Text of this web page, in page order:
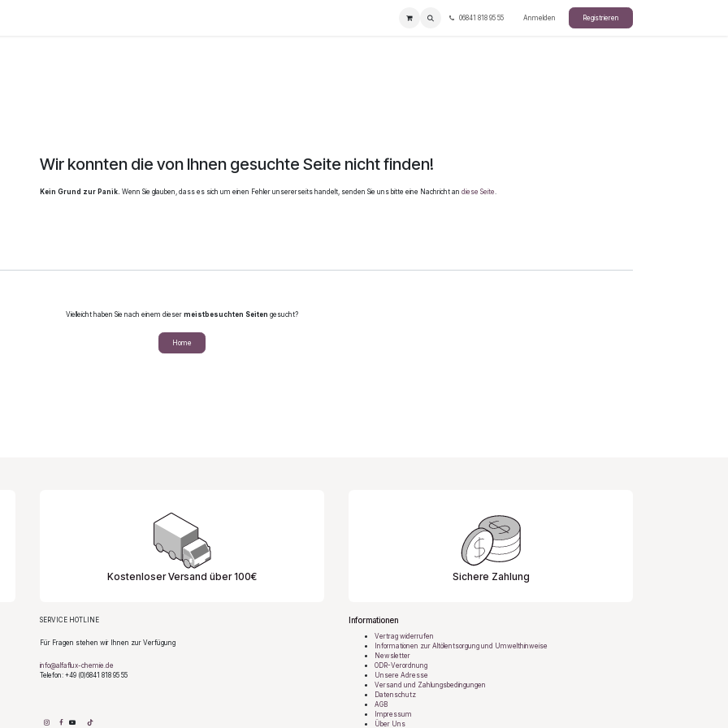
06841 818 95 55 Anmelden Registrieren
Fehler 404
Wir konnten die von Ihnen gesuchte Seite nicht finden!
Kein Grund zur Panik. Wenn Sie glauben, dass es sich um einen Fehler unsererseits handelt, senden Sie uns bitte eine Nachricht an diese Seite.
Vielleicht haben Sie nach einem dieser meistbesuchten Seiten gesucht?
Home
Kostenloser Versand über 100€
SERVICE HOTLINE
Für Fragen stehen wir Ihnen zur Verfügung
info@alfaflux-chemie.de
Telefon: +49 (0)6841 818 95 55
Sichere Zahlung
Informationen
Vertrag widerrufen
Informationen zur Altölentsorgung und Umwelthinweise
Newsletter
ODR-Verordnung
Unsere Adresse
Versand und Zahlungsbedingungen
Datenschutz
AGB
Impressum
Über Uns